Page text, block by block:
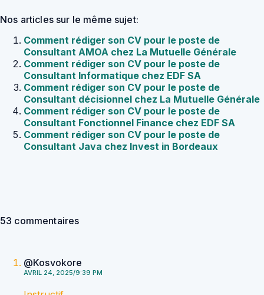
Nos articles sur le même sujet:
Comment rédiger son CV pour le poste de
Consultant AMOA chez La Mutuelle Générale
Comment rédiger son CV pour le poste de
Consultant Informatique chez EDF SA
Comment rédiger son CV pour le poste de
Consultant décisionnel chez La Mutuelle Générale
Comment rédiger son CV pour le poste de
Consultant Fonctionnel Finance chez EDF SA
Comment rédiger son CV pour le poste de
Consultant Java chez Invest in Bordeaux
53 commentaires
@Kosvokore
AVRIL 24, 2025/9:39 PM